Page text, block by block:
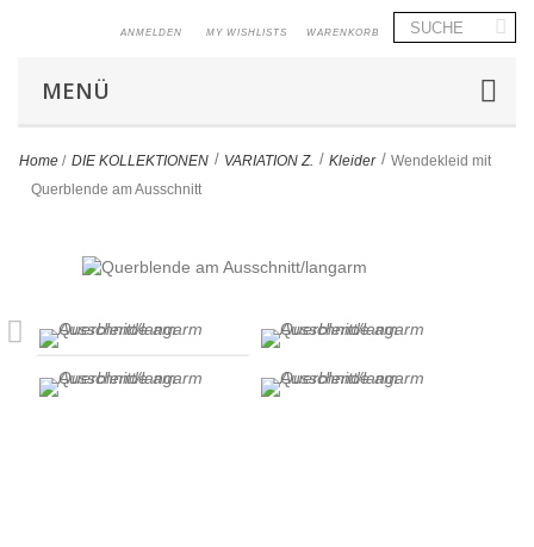
WARENKORB
MY WISHLISTS
ANMELDEN
MENÜ
Home / DIE KOLLEKTIONEN > VARIATION Z. > Kleider > Wendekleid mit
Querblende am Ausschnitt